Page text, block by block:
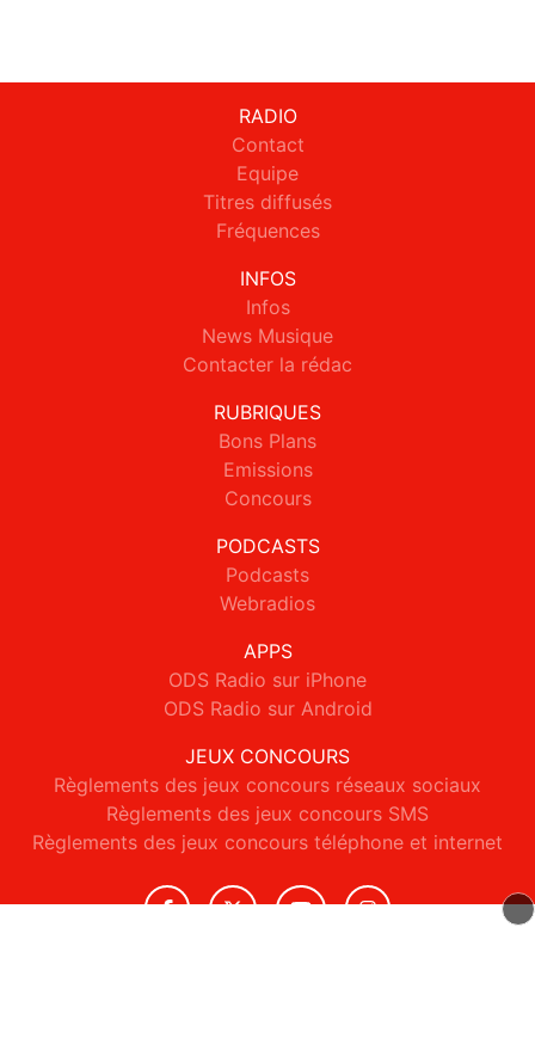
RADIO
Contact
Equipe
Titres diffusés
Fréquences
INFOS
Infos
News Musique
Contacter la rédac
RUBRIQUES
Bons Plans
Emissions
Concours
PODCASTS
Podcasts
Webradios
APPS
ODS Radio sur iPhone
ODS Radio sur Android
JEUX CONCOURS
Règlements des jeux concours réseaux sociaux
Règlements des jeux concours SMS
Règlements des jeux concours téléphone et internet